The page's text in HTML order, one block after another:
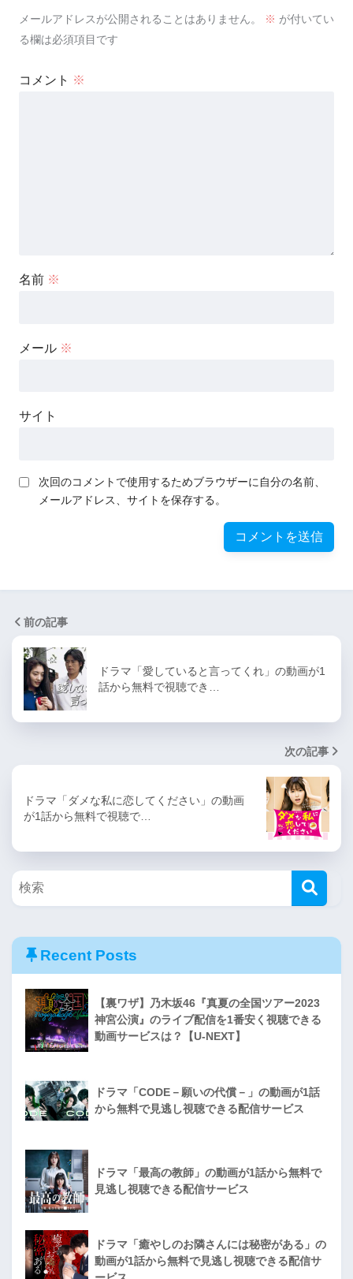
メールアドレスが公開されることはありません。 ※ が付いてい
る欄は必須項目です
コメント ※
名前 ※
メール ※
サイト
次回のコメントで使用するためブラウザーに自分の名前、
メールアドレス、サイトを保存する。
前の記事
ドラマ「愛していると言ってくれ」の動画が1
話から無料で視聴でき…
次の記事
ドラマ「ダメな私に恋してください」の動画
が1話から無料で視聴で…
Recent Posts
【裏ワザ】乃木坂46『真夏の全国ツアー2023
神宮公演』のライブ配信を1番安く視聴できる
動画サービスは？【U-NEXT】
ドラマ「CODE－願いの代償－」の動画が1話
から無料で見逃し視聴できる配信サービス
ドラマ「最高の教師」の動画が1話から無料で
見逃し視聴できる配信サービス
ドラマ「癒やしのお隣さんには秘密がある」の
動画が1話から無料で見逃し視聴できる配信サ